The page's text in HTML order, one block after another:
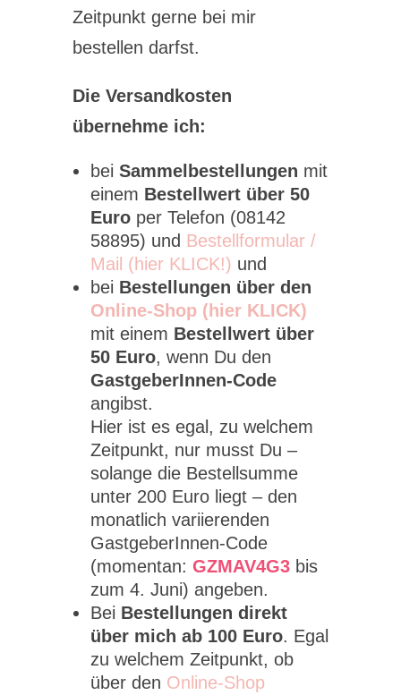
Zeitpunkt gerne bei mir
bestellen darfst.
Die Versandkosten
übernehme ich:
bei Sammelbestellungen mit
einem Bestellwert über 50
Euro per Telefon (08142
58895) und Bestellformular /
Mail (hier KLICK!) und
bei Bestellungen über den
Online-Shop (hier KLICK)
mit einem Bestellwert über
50 Euro, wenn Du den
GastgeberInnen-Code
angibst.
Hier ist es egal, zu welchem
Zeitpunkt, nur musst Du –
solange die Bestellsumme
unter 200 Euro liegt – den
monatlich variierenden
GastgeberInnen-Code
(momentan: GZMAV4G3bis
zum 4. Juni) angeben.
Bei Bestellungen direkt
über mich ab 100 Euro. Egal
zu welchem Zeitpunkt, ob
über den Online-Shop